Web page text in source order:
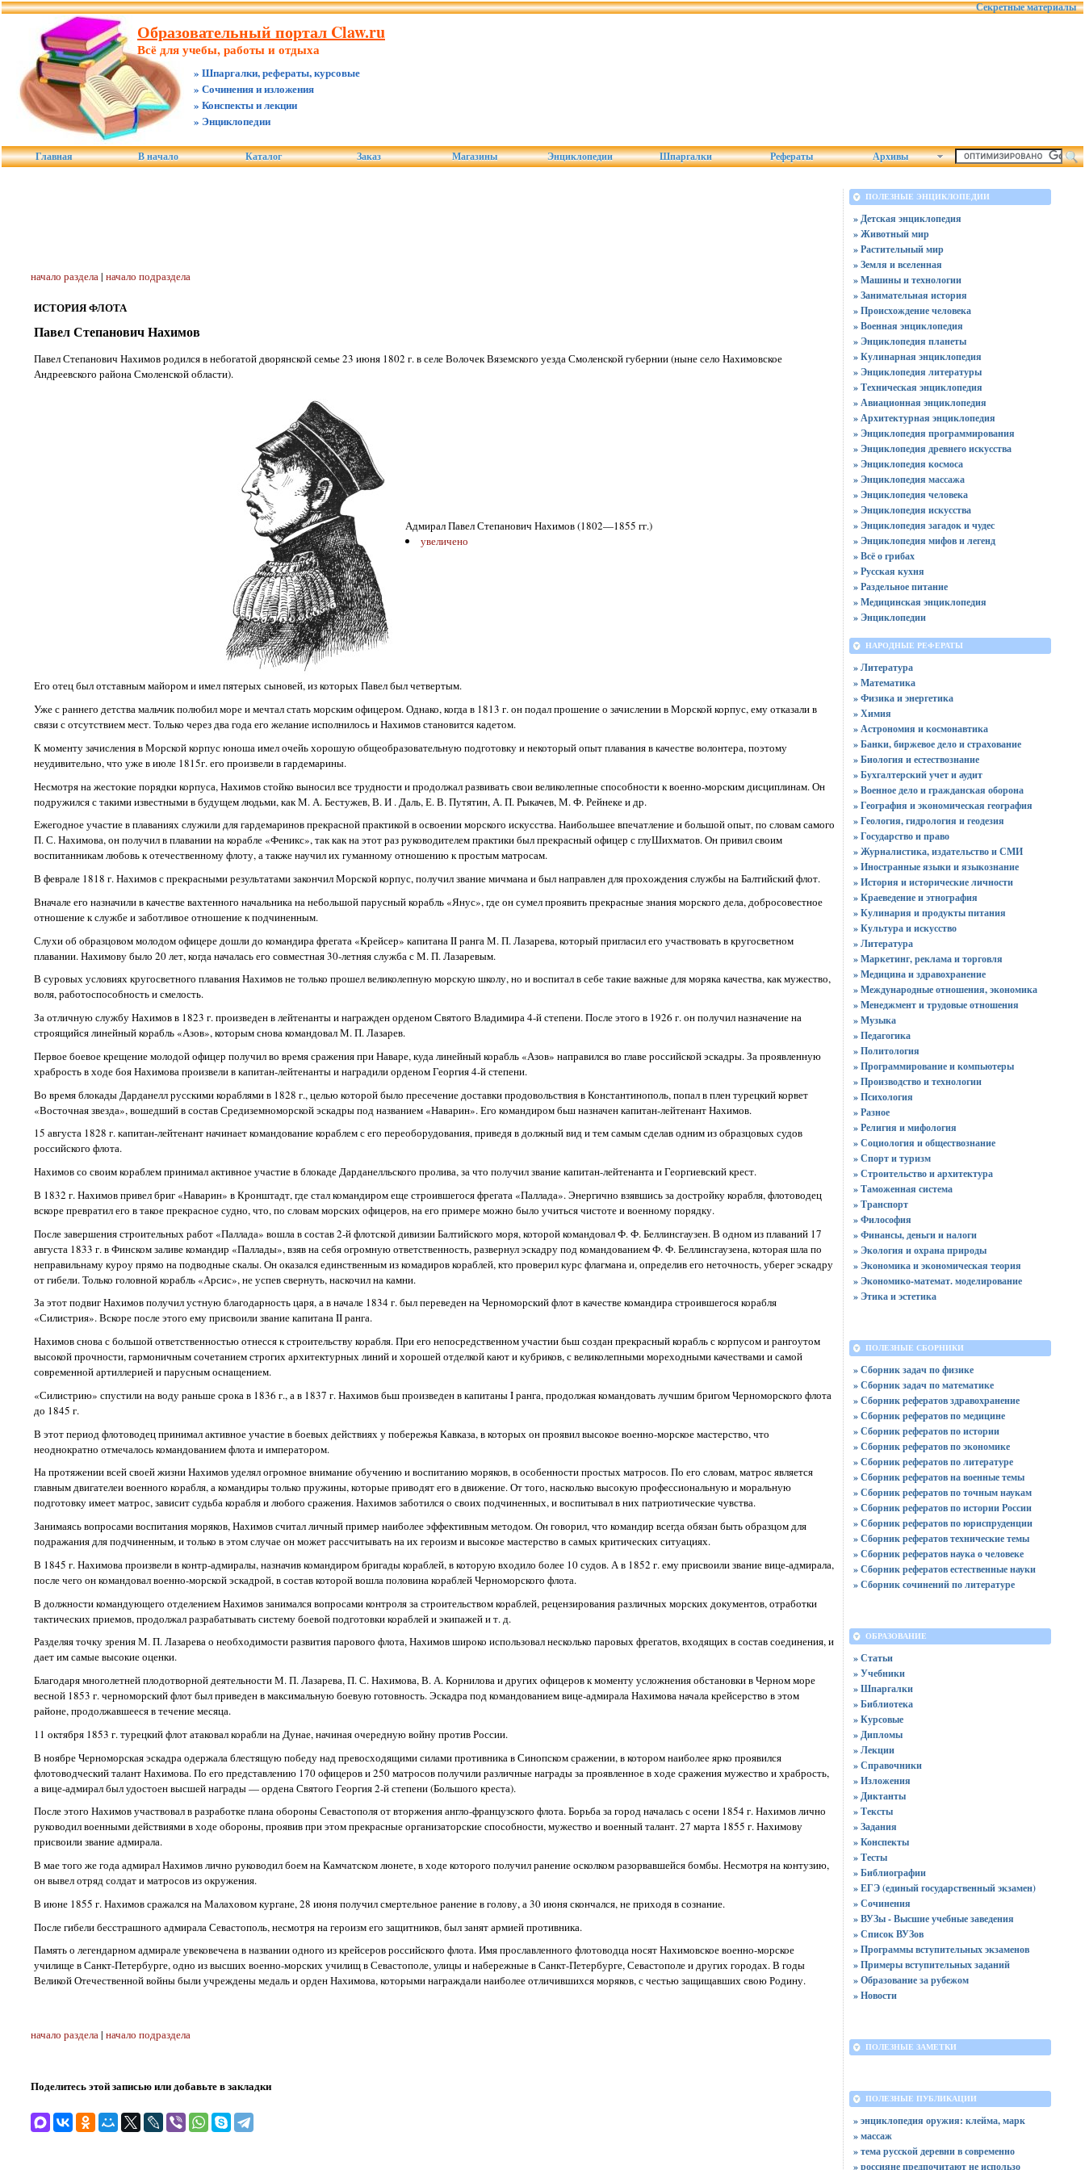
Секретные материалы
Образовательный портал Claw.ru
Всё для учебы, работы и отдыха
» Шпаргалки, рефераты, курсовые
» Сочинения и изложения
» Конспекты и лекции
» Энциклопедии
Главная В начало Каталог Заказ Магазины Энциклопедии Шпаргалки Рефераты Архивы
начало раздела| начало подраздела
ИСТОРИЯ ФЛОТА
Павел Степанович Нахимов
Павел Степанович Нахимов родился в небогатой дворянской семье 23 июня 1802 г. в селе Волочек Вяземского уезда Смоленской губернии (ныне село Нахимовское
Андреевского района Смоленской области).
Адмирал Павел Степанович Нахимов (1802—1855 гг.)
увеличено
Его отец был отставным майором и имел пятерых сыновей, из которых Павел был четвертым.
Уже с раннего детства мальчик полюбил море и мечтал стать морским офицером. Однако, когда в 1813 г. он подал прошение о зачислении в Морской корпус, ему отказали в
связи с отсутствием мест. Только через два года его желание исполнилось и Нахимов становится кадетом.
К моменту зачисления в Морской корпус юноша имел очейь хорошую общеобразовательную подготовку и некоторый опыт плавания в качестве волонтера, поэтому
неудивительно, что уже в июле 1815г. его произвели в гардемарины.
Несмотря на жестокие порядки корпуса, Нахимов стойко выносил все трудности и продолжал развивать свои великолепные способности к военно-морским дисциплинам. Он
подружился с такими известными в будущем людьми, как М. А. Бестужев, В. И . Даль, Е. В. Путятин, А. П. Рыкачев, М. Ф. Рейнеке и др.
Ежегодное участие в плаваниях служили для гардемаринов прекрасной практикой в освоении морского искусства. Наибольшее впечатление и большой опыт, по словам самого
П. С. Нахимова, он получил в плавании на корабле «Феникс», так как на этот раз руководителем практики был прекрасный офицер с глуШихматов. Он привил своим
воспитанникам любовь к отечественному флоту, а также научил их гуманному отношению к простым матросам.
В феврале 1818 г. Нахимов с прекрасными результатами закончил Морской корпус, получил звание мичмана и был направлен для прохождения службы на Балтийский флот.
Вначале его назначили в качестве вахтенного начальника на небольшой парусный корабль «Янус», где он сумел проявить прекрасные знания морского дела, добросовестное
отношение к службе и заботливое отношение к подчиненным.
Слухи об образцовом молодом офицере дошли до командира фрегата «Крейсер» капитана II ранга М. П. Лазарева, который пригласил его участвовать в кругосветном
плавании. Нахимову было 20 лет, когда началась его совместная 30-летняя служба с М. П. Лазаревым.
В суровых условиях кругосветного плавания Нахимов не только прошел великолепную морскую школу, но и воспитал в себе такие важные для моряка качества, как мужество,
воля, работоспособность и смелость.
За отличную службу Нахимов в 1823 г. произведен в лейтенанты и награжден орденом Святого Владимира 4-й степени. После этого в 1926 г. он получил назначение на
строящийся линейный корабль «Азов», которым снова командовал М. П. Лазарев.
Первое боевое крещение молодой офицер получил во время сражения при Наваре, куда линейный корабль «Азов» направился во главе российской эскадры. За проявленную
храбрость в ходе боя Нахимова произвели в капитан-лейтенанты и наградили орденом Георгия 4-й степени.
Во время блокады Дарданелл русскими кораблями в 1828 г., целью которой было пресечение доставки продовольствия в Константинополь, попал в плен турецкий корвет
«Восточная звезда», вошедший в состав Средиземноморской эскадры под названием «Наварин». Его командиром бьш назначен капитан-лейтенант Нахимов.
15 августа 1828 г. капитан-лейтенант начинает командование кораблем с его переоборудования, приведя в должный вид и тем самым сделав одним из образцовых судов
российского флота.
Нахимов со своим кораблем принимал активное участие в блокаде Дарданелльского пролива, за что получил звание капитан-лейтенанта и Георгиевский крест.
В 1832 г. Нахимов привел бриг «Наварин» в Кронштадт, где стал командиром еще строившегося фрегата «Паллада». Энергично взявшись за достройку корабля, флотоводец
вскоре превратил его в такое прекрасное судно, что, по словам морских офицеров, на его примере можно было учиться чистоте и военному порядку.
После завершения строительных работ «Паллада» вошла в состав 2-й флотской дивизии Балтийского моря, которой командовал Ф. Ф. Беллинсгаузен. В одном из плаваний 17
августа 1833 г. в Финском заливе командир «Паллады», взяв на себя огромную ответственность, развернул эскадру под командованием Ф. Ф. Беллинсгаузена, которая шла по
неправильнаму куроу прямо на подводные скалы. Он оказался единственным из комадиров кораблей, кто проверил курс флагмана и, определив его неточность, уберег эскадру
от гибели. Только головной корабль «Арсис», не успев свернуть, наскочил на камни.
За этот подвиг Нахимов получил устную благодарность царя, а в начале 1834 г. был переведен на Черноморский флот в качестве командира строившегося корабля
«Силистрия». Вскоре после этого ему присвоили звание капитана II ранга.
Нахимов снова с большой ответственностью отнесся к строительству корабля. При его непосредственном участии бьш создан прекрасный корабль с корпусом и рангоутом
высокой прочности, гармоничным сочетанием строгих архитектурных линий и хорошей отделкой кают и кубриков, с великолепными мореходными качествами и самой
современной артиллерией и парусным оснащением.
«Силистрию» спустили на воду раньше срока в 1836 г., а в 1837 г. Нахимов бьш произведен в капитаны I ранга, продолжая командовать лучшим бригом Черноморского флота
до 1845 г.
В этот период флотоводец принимал активное участие в боевых действиях у побережья Кавказа, в которых он проявил высокое военно-морское мастерство, что
неоднократно отмечалось командованием флота и императором.
На протяжении всей своей жизни Нахимов уделял огромное внимание обучению и воспитанию моряков, в особенности простых матросов. По его словам, матрос является
главным двигателеи военного корабля, а командиры только пружины, которые приводят его в движение. От того, насколько высокую профессиональную и моральную
подготовку имеет матрос, зависит судьба корабля и любого сражения. Нахимов заботился о своих подчиненных, и воспитывал в них патриотические чувства.
Занимаясь вопросами воспитания моряков, Нахимов считал личный пример наиболее эффективным методом. Он говорил, что командир всегда обязан быть образцом для
подражания для подчиненным, и только в этом случае он может рассчитывать на их героизм и высокое мастерство в самых критических ситуациях.
В 1845 г. Нахимова произвели в контр-адмиралы, назначив командиром бригады кораблей, в которую входило более 10 судов. А в 1852 г. ему присвоили звание вице-адмирала,
после чего он командовал военно-морской эскадрой, в состав которой вошла половина кораблей Черноморского флота.
В должности командующего отделением Нахимов занимался вопросами контроля за строительством кораблей, рецензирования различных морских документов, отработки
тактических приемов, продолжал разрабатывать систему боевой подготовки кораблей и экипажей и т. д.
Разделяя точку зрения М. П. Лазарева о необходимости развития парового флота, Нахимов широко использовал несколько паровых фрегатов, входящих в состав соединения, и
дает им самые высокие оценки.
Благодаря многолетней плодотворной деятельности М. П. Лазарева, П. С. Нахимова, В. А. Корнилова и других офицеров к моменту усложнения обстановки в Черном море
весной 1853 г. черноморский флот был приведен в максимальную боевую готовность. Эскадра под командованием вице-адмирала Нахимова начала крейсерство в этом
районе, продолжавшееся в течение месяца.
11 октября 1853 г. турецкий флот атаковал корабли на Дунае, начиная очередную войну против России.
В ноябре Черноморская эскадра одержала блестящую победу над превосходящими силами противника в Синопском сражении, в котором наиболее ярко проявился
флотоводческий талант Нахимова. По его представлению 170 офицеров и 250 матросов получили различные награды за проявленное в ходе сражения мужество и храбрость,
а вице-адмирал был удостоен высшей награды — ордена Святого Георгия 2-й степени (Большого креста).
После этого Нахимов участвовал в разработке плана обороны Севастополя от вторжения англо-французского флота. Борьба за город началась с осени 1854 г. Нахимов лично
руководил военными действиями в ходе обороны, проявив при этом прекрасные организаторские способности, мужество и военный талант. 27 марта 1855 г. Нахимову
присвоили звание адмирала.
В мае того же года адмирал Нахимов лично руководил боем на Камчатском люнете, в ходе которого получил ранение осколком разорвавшейся бомбы. Несмотря на контузию,
он вывел отряд солдат и матросов из окружения.
В июне 1855 г. Нахимов сражался на Малаховом кургане, 28 июня получил смертельное ранение в голову, а 30 июня скончался, не приходя в сознание.
После гибели бесстрашного адмирала Севастополь, несмотря на героизм его защитников, был занят армией противника.
Память о легендарном адмирале увековечена в названии одного из крейсеров российского флота. Имя прославленного флотоводца носят Нахимовское военно-морское
училище в Санкт-Петербурге, одно из высших военно-морских училищ в Севастополе, улицы и набережные в Санкт-Петербурге, Севастополе и других городах. В годы
Великой Отечественной войны были учреждены медаль и орден Нахимова, которыми награждали наиболее отличившихся моряков, с честью защищавших свою Родину.
начало раздела| начало подраздела
Поделитесь этой записью или добавьте в закладки
ПОЛЕЗНЫЕ ЭНЦИКЛОПЕДИИ
» Детская энциклопедия
» Животный мир
» Растительный мир
» Земля и вселенная
» Машины и технологии
» Занимательная история
» Происхождение человека
» Военная энциклопедия
» Энциклопедия планеты
» Кулинарная энциклопедия
» Энциклопедия литературы
» Техническая энциклопедия
» Авиационная энциклопедия
» Архитектурная энциклопедия
» Энциклопедия программирования
» Энциклопедия древнего искусства
» Энциклопедия космоса
» Энциклопедия массажа
» Энциклопедия человека
» Энциклопедия искусства
» Энциклопедия загадок и чудес
» Энциклопедия мифов и легенд
» Всё о грибах
» Русская кухня
» Раздельное питание
» Медицинская энциклопедия
» Энциклопедии
НАРОДНЫЕ РЕФЕРАТЫ
» Литература
» Математика
» Физика и энергетика
» Химия
» Астрономия и космонавтика
» Банки, биржевое дело и страхование
» Биология и естествознание
» Бухгалтерский учет и аудит
» Военное дело и гражданская оборона
» География и экономическая география
» Геология, гидрология и геодезия
» Государство и право
» Журналистика, издательство и СМИ
» Иностранные языки и языкознание
» История и исторические личности
» Краеведение и этнография
» Кулинария и продукты питания
» Культура и искусство
» Литература
» Маркетинг, реклама и торговля
» Медицина и здравохранение
» Международные отношения, экономика
» Менеджмент и трудовые отношения
» Музыка
» Педагогика
» Политология
» Программирование и компьютеры
» Производство и технологии
» Психология
» Разное
» Религия и мифология
» Социология и обществознание
» Спорт и туризм
» Строительство и архитектура
» Таможенная система
» Транспорт
» Философия
» Финансы, деньги и налоги
» Экология и охрана природы
» Экономика и экономическая теория
» Экономико-математ. моделирование
» Этика и эстетика
ПОЛЕЗНЫЕ СБОРНИКИ
» Сборник задач по физике
» Сборник задач по математике
» Сборник рефератов здравохранение
» Сборник рефератов по медицине
» Сборник рефератов по истории
» Сборник рефератов по экономике
» Сборник рефератов по литературе
» Сборник рефератов на военные темы
» Сборник рефератов по точным наукам
» Сборник рефератов по истории России
» Сборник рефератов по юриспруденции
» Сборник рефератов технические темы
» Сборник рефератов наука о человеке
» Сборник рефератов естественные науки
» Сборник сочинений по литературе
ОБРАЗОВАНИЕ
» Статьи
» Учебники
» Шпаргалки
» Библиотека
» Курсовые
» Дипломы
» Лекции
» Справочники
» Изложения
» Диктанты
» Тексты
» Задания
» Конспекты
» Тесты
» Библиографии
» ЕГЭ (единый государственный экзамен)
» Сочинения
» ВУЗы - Высшие учебные заведения
» Список ВУЗов
» Программы вступительных экзаменов
» Примеры вступительных заданий
» Образование за рубежом
» Новости
ПОЛЕЗНЫЕ ЗАМЕТКИ
ПОЛЕЗНЫЕ ПУБЛИКАЦИИ
» энциклопедия оружия: клейма, марк
» массаж
» тема русской деревни в современно
» россияне предпочитают не использо